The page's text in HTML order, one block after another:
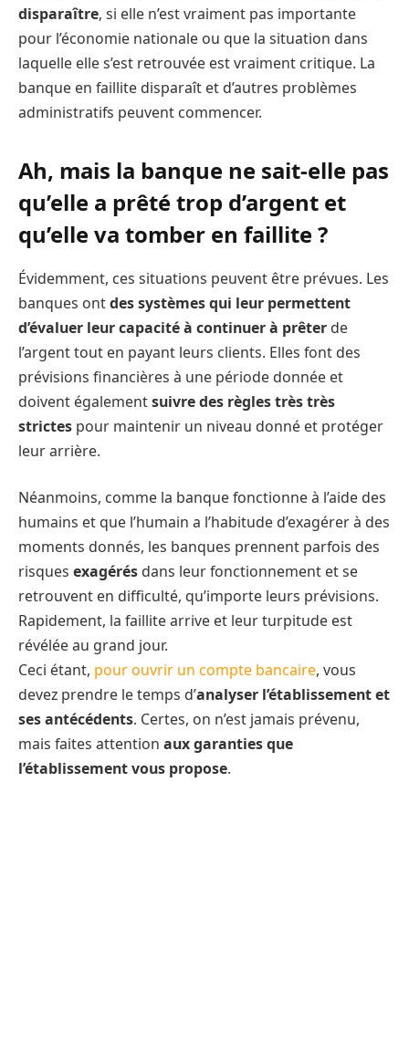
disparaître, si elle n’est vraiment pas importante
pour l’économie nationale ou que la situation dans
laquelle elle s’est retrouvée est vraiment critique. La
banque en faillite disparaît et d’autres problèmes
administratifs peuvent commencer.
Ah, mais la banque ne sait-elle pas
qu’elle a prêté trop d’argent et
qu’elle va tomber en faillite ?
Évidemment, ces situations peuvent être prévues. Les
banques ontdes systèmes qui leur permettent
d’évaluer leur capacité à continuer à prêter de
l’argent tout en payant leurs clients. Elles font des
prévisions financières à une période donnée et
doivent égalementsuivre des règles très très
strictes pour maintenir un niveau donné et protéger
leur arrière.
Néanmoins, comme la banque fonctionne à l’aide des
humains et que l’humain a l’habitude d’exagérer à des
moments donnés, les banques prennent parfois des
risques exagérés dans leur fonctionnement et se
retrouvent en difficulté, qu’importe leurs prévisions.
Rapidement, la faillite arrive et leur turpitude est
révélée au grand jour.
Ceci étant, pour ouvrir un compte bancaire, vous
devez prendre le temps d’analyser l’établissement et
ses antécédents. Certes, on n’est jamais prévenu,
mais faites attention aux garanties que
l’établissement vous propose.